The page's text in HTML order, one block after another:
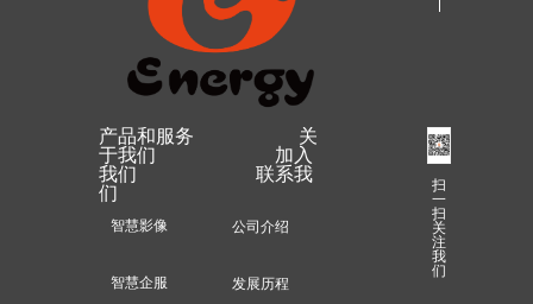
产品和服务 关
于我们 加入
我们 联系我
们
公司介绍
发展历程
智慧影像
智慧企服
扫
一
扫
关
注
我
们